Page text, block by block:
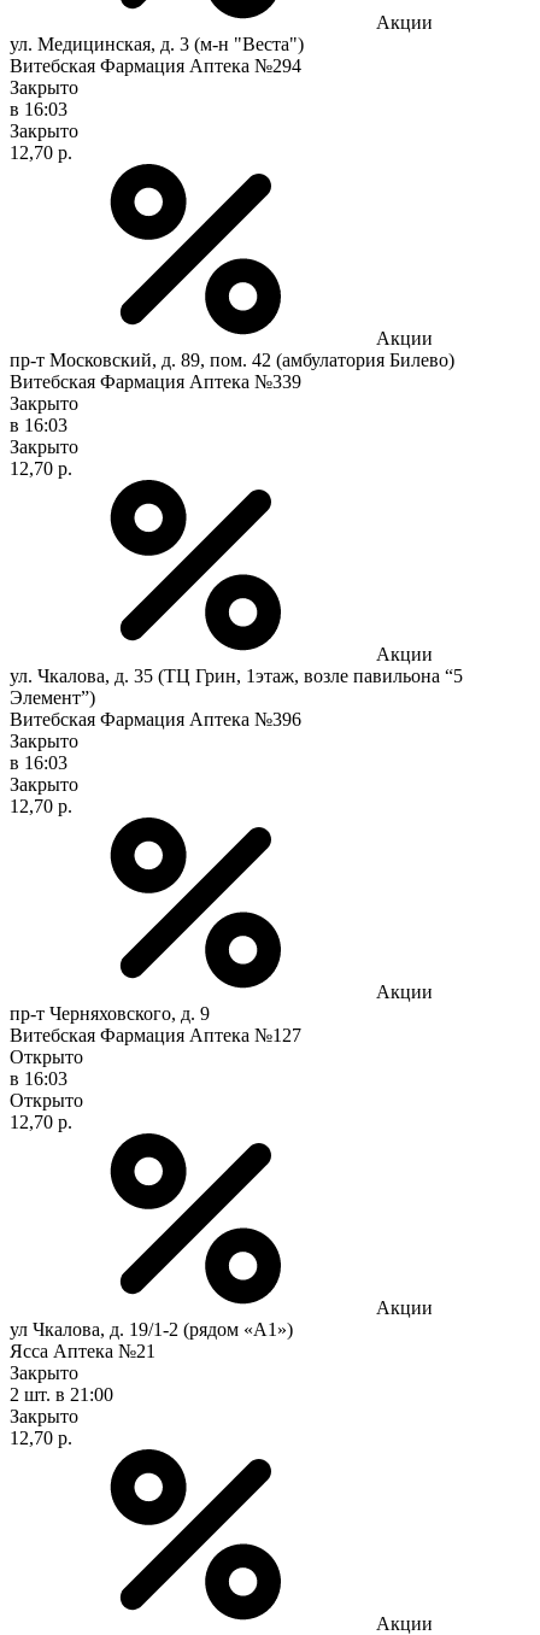
Акции
ул. Медицинская, д. 3 (м-н "Веста")
Витебская Фармация Аптека №294
Закрыто
в 16:03
Закрыто
12,70 р.
Акции
пр-т Московский, д. 89, пом. 42 (амбулатория Билево)
Витебская Фармация Аптека №339
Закрыто
в 16:03
Закрыто
12,70 р.
Акции
ул. Чкалова, д. 35 (ТЦ Грин, 1этаж, возле павильона “5
Элемент”)
Витебская Фармация Аптека №396
Закрыто
в 16:03
Закрыто
12,70 р.
Акции
пр-т Черняховского, д. 9
Витебская Фармация Аптека №127
Открыто
в 16:03
Открыто
12,70 р.
Акции
ул Чкалова, д. 19/1-2 (рядом «А1»)
Ясса Аптека №21
Закрыто
2 шт. в 21:00
Закрыто
12,70 р.
Акции